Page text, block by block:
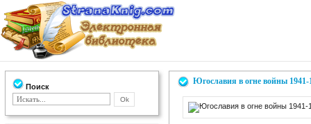
Поиск
Югославия в огне войны 1941-